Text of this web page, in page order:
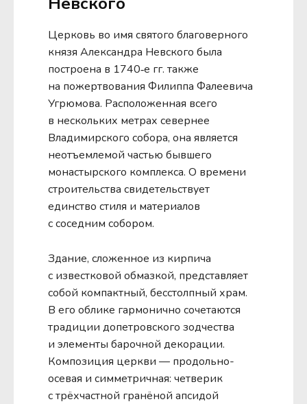
Церковь во имя святого благоверного
князя Александра Невского была
построена в 1740‑е гг. также
на пожертвования Филиппа Фалеевича
Угрюмова. Расположенная всего
в нескольких метрах севернее
Владимирского собора, она является
неотъемлемой частью бывшего
монастырского комплекса. О времени
строительства свидетельствует
единство стиля и материалов
с соседним собором.
Здание, сложенное из кирпича
с известковой обмазкой, представляет
собой компактный, бесстолпный храм.
В его облике гармонично сочетаются
традиции допетровского зодчества
и элементы барочной декорации.
Композиция церкви — продольно-
осевая и симметричная: четверик
с трёхчастной гранёной апсидой